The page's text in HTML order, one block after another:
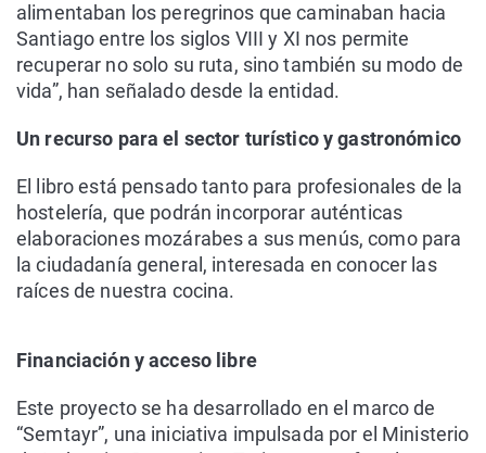
alimentaban los peregrinos que caminaban hacia
Santiago entre los siglos VIII y XI nos permite
recuperar no solo su ruta, sino también su modo de
vida”, han señalado desde la entidad.
Un recurso para el sector turístico y gastronómico
El libro está pensado tanto para profesionales de la
hostelería, que podrán incorporar auténticas
elaboraciones mozárabes a sus menús, como para
la ciudadanía general, interesada en conocer las
raíces de nuestra cocina.
Financiación y acceso libre
Este proyecto se ha desarrollado en el marco de
“Semtayr”, una iniciativa impulsada por el Ministerio